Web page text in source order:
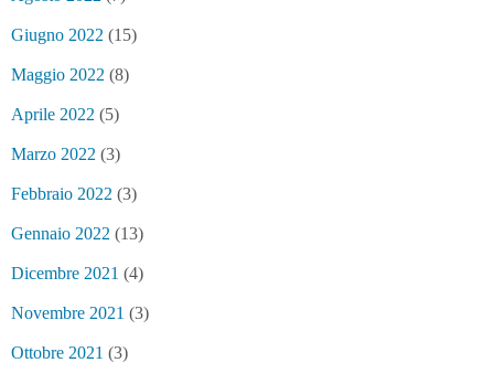
Giugno 2022 (15)
Maggio 2022 (8)
Aprile 2022 (5)
Marzo 2022 (3)
Febbraio 2022 (3)
Gennaio 2022 (13)
Dicembre 2021 (4)
Novembre 2021 (3)
Ottobre 2021 (3)